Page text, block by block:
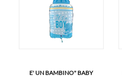
E' UN BAMBINO" BABY